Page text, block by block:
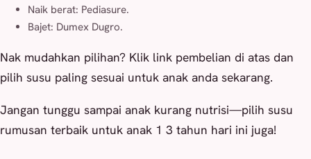
Naik berat: Pediasure.
Bajet: Dumex Dugro.
Nak mudahkan pilihan? Klik link pembelian di atas dan
pilih susu paling sesuai untuk anak anda sekarang.
Jangan tunggu sampai anak kurang nutrisi—pilih susu
rumusan terbaik untuk anak 1 3 tahun hari ini juga!